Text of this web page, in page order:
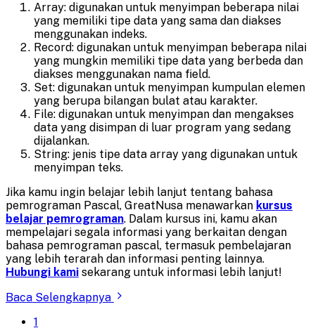
Array: digunakan untuk menyimpan beberapa nilai
yang memiliki tipe data yang sama dan diakses
menggunakan indeks.
Record: digunakan untuk menyimpan beberapa nilai
yang mungkin memiliki tipe data yang berbeda dan
diakses menggunakan nama field.
Set: digunakan untuk menyimpan kumpulan elemen
yang berupa bilangan bulat atau karakter.
File: digunakan untuk menyimpan dan mengakses
data yang disimpan di luar program yang sedang
dijalankan.
String: jenis tipe data array yang digunakan untuk
menyimpan teks.
Jika kamu ingin belajar lebih lanjut tentang bahasa
pemrograman Pascal, GreatNusa menawarkan kursus
belajar pemrograman. Dalam kursus ini, kamu akan
mempelajari segala informasi yang berkaitan dengan
bahasa pemrograman pascal, termasuk pembelajaran
yang lebih terarah dan informasi penting lainnya.
Hubungi kami sekarang untuk informasi lebih lanjut!
Baca Selengkapnya
1